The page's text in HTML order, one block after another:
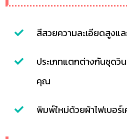
สีสวยความละเอียดสูงแ
ประเภทแตกต่างกันชุดวิ
คุณ
พิมพ์ใหม่ด้วยผ้าไฟเบอ